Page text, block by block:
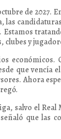
de 2027.
y
económicos.
que vencía
Ahora
salvo el
que las